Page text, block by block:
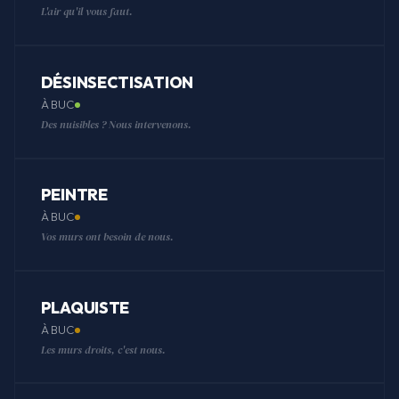
L'air qu'il vous faut.
DÉSINSECTISATION
À BUC
Des nuisibles ? Nous intervenons.
PEINTRE
À BUC
Vos murs ont besoin de nous.
PLAQUISTE
À BUC
Les murs droits, c'est nous.